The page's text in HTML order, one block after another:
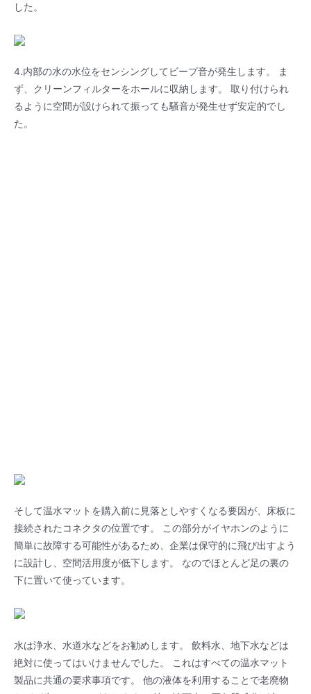
した。
4.内部の水の水位をセンシングしてビープ音が発生します。 ま
ず、クリーンフィルターをホールに収納します。 取り付けられ
るように空間が設けられて振っても騒音が発生せず安定的でし
た。
そして温水マットを購入前に見落としやすくなる要因が、床板に
接続されたコネクタの位置です。 この部分がイヤホンのように
簡単に故障する可能性があるため、企業は保守的に飛び出すよう
に設計し、空間活用度が低下します。 なのでほとんど足の裏の
下に置いて使っています。
水は浄水、水道水などをお勧めします。 飲料水、地下水などは
絶対に使ってはいけませんでした。 これはすべての温水マット
製品に共通の要求事項です。 他の液体を利用することで老廃物